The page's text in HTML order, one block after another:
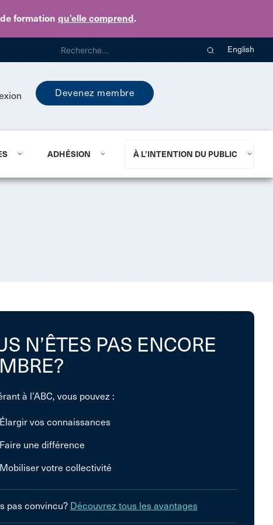
formation qu’elle comprend.
English
Devenez membre
ADHÉSION À L’INTENTION DU PUBLIC
N’ÊTES PAS ENCORE
à l’ABC, vous pouvez :
Élargir vos connaissances
Faire une différence
Mobiliser votre collectivité
pas convincu? Découvrez tous les avantages